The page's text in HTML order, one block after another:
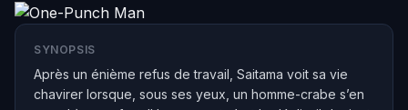
SYNOPSIS
Après un énième refus de travail, Saitama voit sa vie
chavirer lorsque, sous ses yeux, un homme-crabe s’en